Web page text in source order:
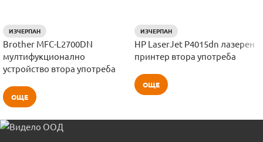
ИЗЧЕРПАН
Brother MFC-L2700DN
мултифукционално
устройство втора употреба
ОЩЕ
ИЗЧЕРПАН
HP LaserJet P4015dn лазерен
принтер втора употреба
ОЩЕ